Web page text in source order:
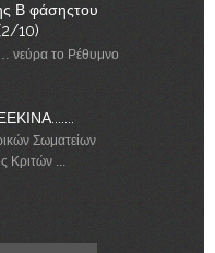
Β φάσηςτου
10)
νεύρα το Ρέθυμνο
Σωματείων
Κριτών ...